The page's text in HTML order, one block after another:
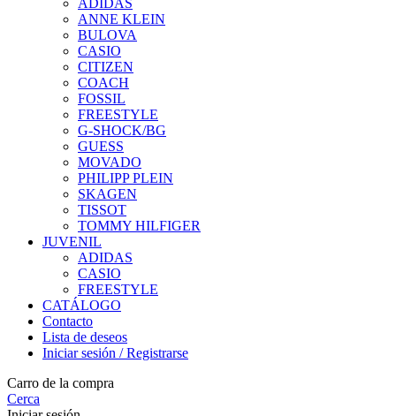
ADIDAS
ANNE KLEIN
BULOVA
CASIO
CITIZEN
COACH
FOSSIL
FREESTYLE
G-SHOCK/BG
GUESS
MOVADO
PHILIPP PLEIN
SKAGEN
TISSOT
TOMMY HILFIGER
JUVENIL
ADIDAS
CASIO
FREESTYLE
CATÁLOGO
Contacto
Lista de deseos
Iniciar sesión / Registrarse
Carro de la compra
Cerca